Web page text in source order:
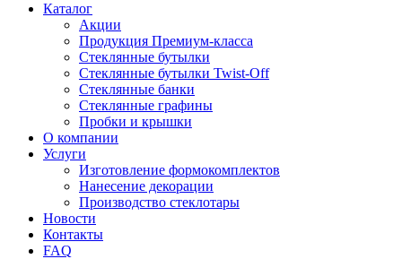
Каталог
Акции
Продукция Премиум-класса
Стеклянные бутылки
Стеклянные бутылки Twist-Off
Стеклянные банки
Стеклянные графины
Пробки и крышки
О компании
Услуги
Изготовление формокомплектов
Нанесение декорации
Производство стеклотары
Новости
Контакты
FAQ